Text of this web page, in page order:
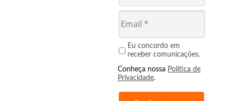
Eu concordo em
receber comunicações.
Conheça nossa Política de
Privacidade.